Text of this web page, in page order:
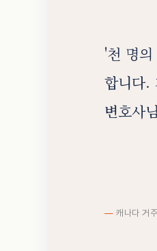
'천 명
합니다.
변호사
캐나다 거